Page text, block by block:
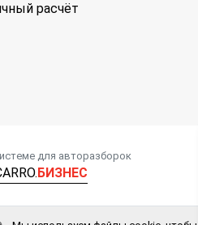
расчёт
для авторазборок
БИЗНЕС